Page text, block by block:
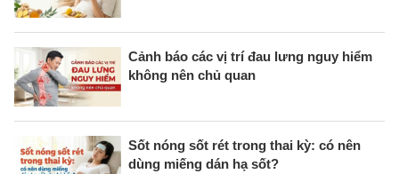
Cảnh báo các vị trí đau lưng nguy hiểm
không nên chủ quan
Sốt nóng sốt rét trong thai kỳ: có nên
dùng miếng dán hạ sốt?